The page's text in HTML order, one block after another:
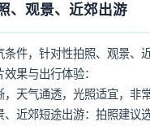
、观景、近郊出游
条件，针对性拍照、观景、
果与出行体验：
，天气通透，光照适宜，非
、近郊短途出游：拍照建议